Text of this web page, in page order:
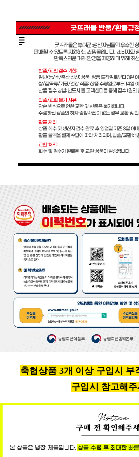
축협상품 3개 이상 구입시 부
구입시 참고해